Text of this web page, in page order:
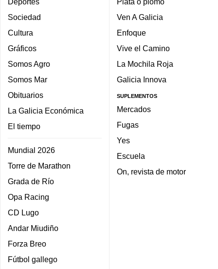
Sociedad
Cultura
Gráficos
Somos Agro
Somos Mar
Obituarios
La Galicia Económica
El tiempo
Mundial 2026
Torre de Marathon
Grada de Río
Opa Racing
CD Lugo
Andar Miudiño
Forza Breo
Fútbol gallego
Ven A Galicia
Enfoque
Vive el Camino
La Mochila Roja
Galicia Innova
SUPLEMENTOS
Mercados
Fugas
Yes
Escuela
On, revista de motor